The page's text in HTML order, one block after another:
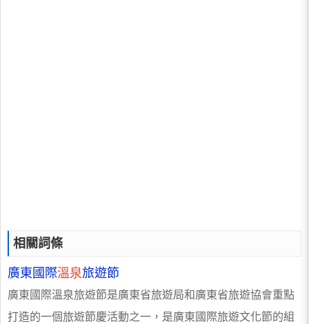
相關詞條
廣東國際溫泉旅遊節
廣東國際溫泉旅遊節是廣東省旅遊局和廣東省旅遊協會重點
打造的一個旅遊節慶活動之一，是廣東國際旅遊文化節的組